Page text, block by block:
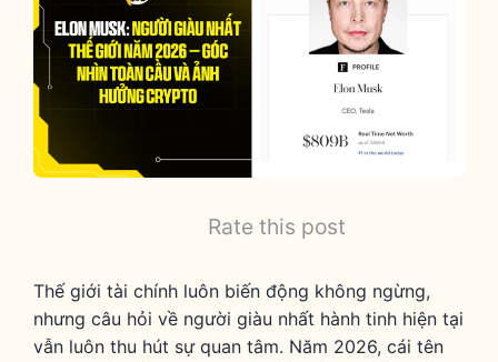
Rate this post
Thế giới tài chính luôn biến động không ngừng,
nhưng câu hỏi về người giàu nhất hành tinh hiện tại
vẫn luôn thu hút sự quan tâm. Năm 2026, cái tên